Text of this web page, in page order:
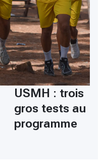
USMH : trois
gros tests au
programme